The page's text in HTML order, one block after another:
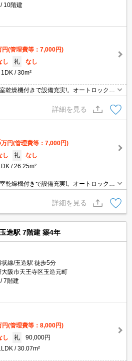
10階建
円(管理費等：7,000円)
し 礼
なし
1DK 30m²
乾燥機付きで設備充実!。オートロック・
ン!。宅配ボックスあり。エレベーター2
料。防犯カメラついてます。
詳細を見る
万円(管理費等：7,000円)
し 礼
なし
26.25m²
乾燥機付きで設備充実!。オートロック・
ン!。宅配ボックスあり。エレベーター2
をお好みの方に。シューズインクローゼ
詳細を見る
造駅 7階建 築4年
状線/玉造駅 徒歩5分
大阪市天王寺区玉造元町
7階建
円(管理費等：8,000円)
し 礼
90,000円
30.07m²